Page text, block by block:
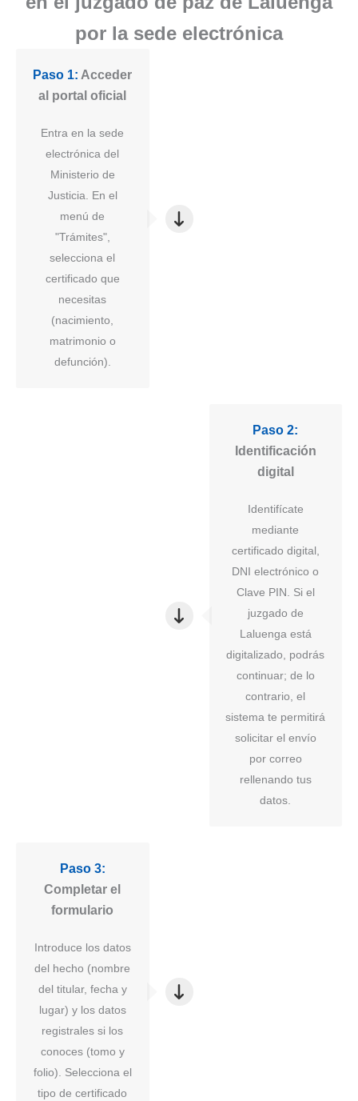
por la sede electrónica
Paso 1: Acceder
al portal oficial
Entra en la sede
electrónica del
Ministerio de
Justicia. En el
menú de
"Trámites",
selecciona el
certificado que
necesitas
(nacimiento,
matrimonio o
defunción).
Paso 2:
Identificación
digital
Identifícate
mediante
certificado digital,
DNI electrónico o
Clave PIN. Si el
juzgado de
Laluenga está
digitalizado, podrás
continuar; de lo
contrario, el
sistema te permitirá
solicitar el envío
por correo
rellenando tus
datos.
Paso 3:
Completar el
formulario
Introduce los datos
del hecho (nombre
del titular, fecha y
lugar) y los datos
registrales si los
conoces (tomo y
folio). Selecciona el
tipo de certificado